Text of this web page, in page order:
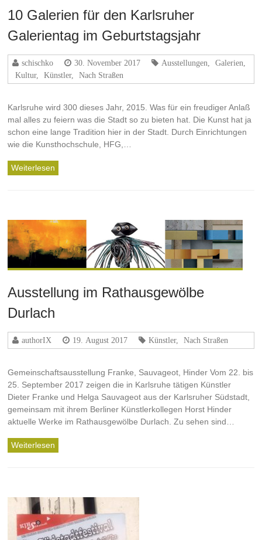
10 Galerien für den Karlsruher
Galerientag im Geburtstagsjahr
schischko 30. November 2017 Ausstellungen Galerien
Kultur, Künstler, Nach Straßen
Karlsruhe wird 300 dieses Jahr, 2015. Was für ein freudiger Anlaß
mal alles zu feiern was die Stadt so zu bieten hat. Die Kunst hat ja
schon eine lange Tradition hier in der Stadt. Durch Einrichtungen
wie die Kunsthochschule, HFG,…
Weiterlesen
Ausstellung im Rathausgewölbe
Durlach
authorIX 19. August 2017 Künstler, Nach Straßen
Gemeinschaftsausstellung Franke, Sauvageot, Hinder Vom 22. bis
25. September 2017 zeigen die in Karlsruhe tätigen Künstler
Dieter Franke und Helga Sauvageot aus der Karlsruher Südstadt,
gemeinsam mit ihrem Berliner Künstlerkollegen Horst Hinder
aktuelle Werke im Rathausgewölbe Durlach. Zu sehen sind…
Weiterlesen